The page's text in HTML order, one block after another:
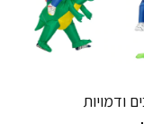
ודמויות